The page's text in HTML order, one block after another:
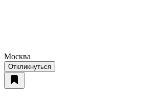
Москва
Откликнуться